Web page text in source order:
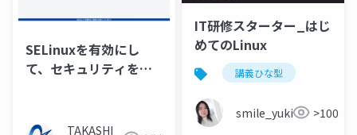
SELinuxを有効にし
て、セキュリティを強
TAKASHI
IT研修スターター_はじ
めてのLinux
講義ひな型
smile_yukiko_it>100